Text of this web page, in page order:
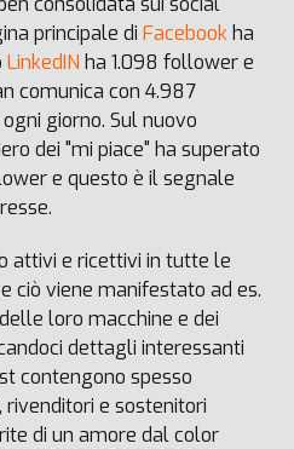
principale di Facebook ha
LinkedIN ha 1.098 follower e
comunica con 4.987
giorno. Sul nuovo
dei "mi piace" ha superato
e questo è il segnale
attivi e ricettivi in tutte le
ciò viene manifestato ad es.
loro macchine e dei
dettagli interessanti
contengono spesso
e sostenitori
di un amore dal color